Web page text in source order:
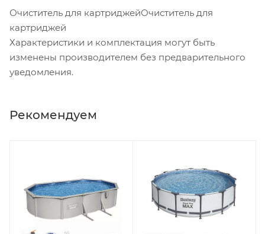
Очиститель для картриджейОчиститель для
картриджей
Характеристики и комплектация могут быть
изменены производителем без предварительного
уведомления.
Рекомендуем